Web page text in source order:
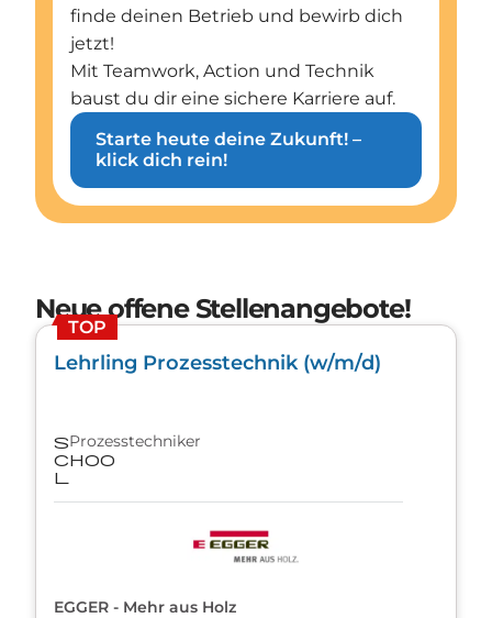
finde deinen Betrieb und bewirb dich
jetzt!
Mit Teamwork, Action und Technik
baust du dir eine sichere Karriere auf.
Starte heute deine Zukunft! –
klick dich rein!
Neue offene Stellenangebote!
TOP
EGGER - Mehr aus Holz
Lehrling Prozesstechnik (w/m/d)
s
choo
l
Prozesstechniker